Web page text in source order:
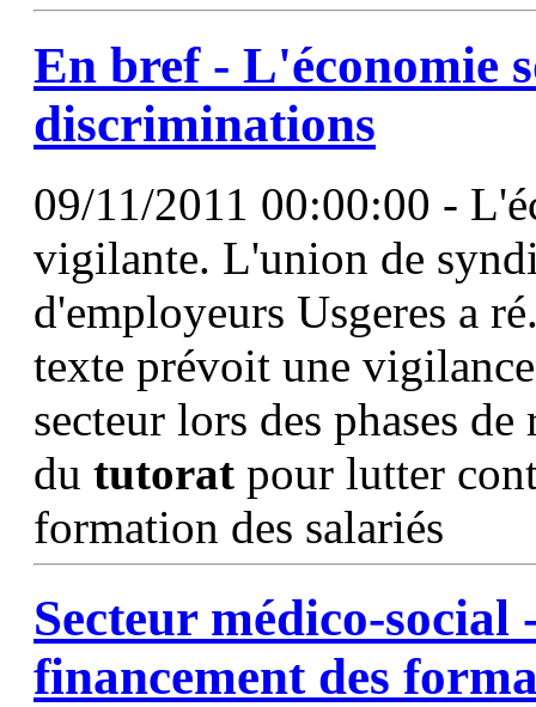
En bref - L'économie
discriminations
09/11/2011 00:00:00 -
vigilante. L'union de
d'employeurs Usgeres a
texte prévoit une
secteur lors des phases
du tutorat pour lutter
formation des salariés
Secteur médico-social
financement des